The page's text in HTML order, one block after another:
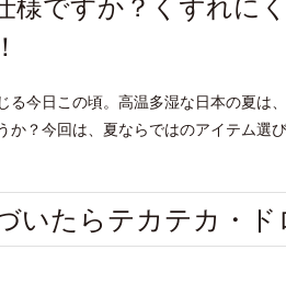
る今日この頃。高温多湿な日本の夏は
か？今回は、夏ならではのアイテム選
いたらテカテカ・ド